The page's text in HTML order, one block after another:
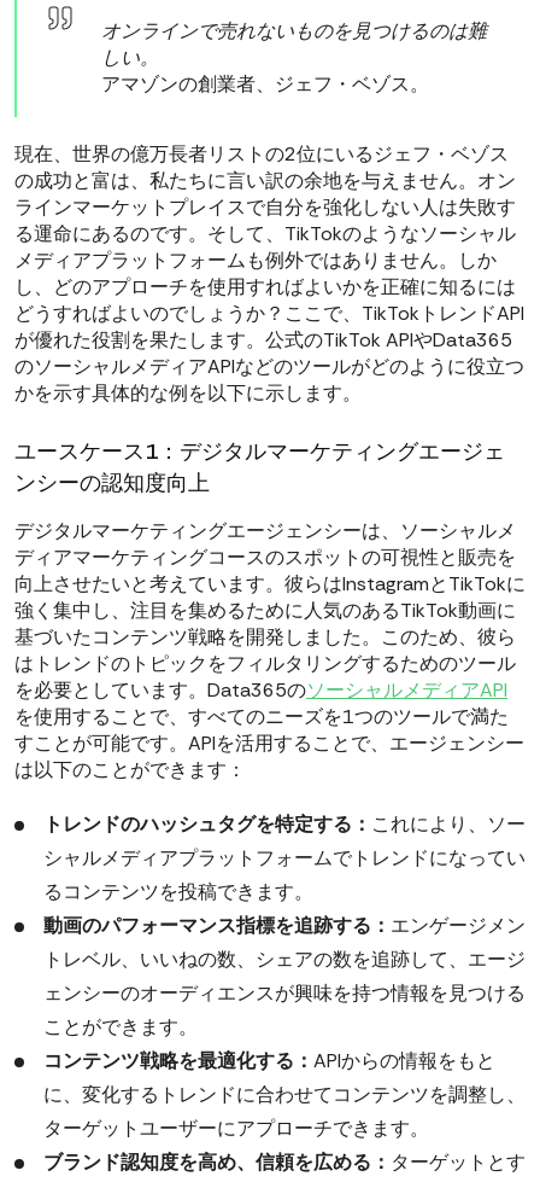
オンラインで売れないものを見つけるのは難
しい。
アマゾンの創業者、ジェフ・ベゾス。
現在、世界の億万長者リストの2位にいるジェフ・ベゾス
の成功と富は、私たちに言い訳の余地を与えません。オン
ラインマーケットプレイスで自分を強化しない人は失敗す
る運命にあるのです。そして、TikTokのようなソーシャル
メディアプラットフォームも例外ではありません。しか
し、どのアプローチを使用すればよいかを正確に知るには
どうすればよいのでしょうか？ここで、TikTokトレンドAPI
が優れた役割を果たします。公式のTikTok APIやData365
のソーシャルメディアAPIなどのツールがどのように役立つ
かを示す具体的な例を以下に示します。
ユースケース1：デジタルマーケティングエージェ
ンシーの認知度向上
デジタルマーケティングエージェンシーは、ソーシャルメ
ディアマーケティングコースのスポットの可視性と販売を
向上させたいと考えています。彼らはInstagramとTikTokに
強く集中し、注目を集めるために人気のあるTikTok動画に
基づいたコンテンツ戦略を開発しました。このため、彼ら
はトレンドのトピックをフィルタリングするためのツール
を必要としています。Data365のソーシャルメディアAPI
を使用することで、すべてのニーズを1つのツールで満た
すことが可能です。APIを活用することで、エージェンシー
は以下のことができます：
トレンドのハッシュタグを特定する： これにより、ソー
シャルメディアプラットフォームでトレンドになってい
るコンテンツを投稿できます。
動画のパフォーマンス指標を追跡する： エンゲージメン
トレベル、いいねの数、シェアの数を追跡して、エージ
ェンシーのオーディエンスが興味を持つ情報を見つける
ことができます。
コンテンツ戦略を最適化する： APIからの情報をもと
に、変化するトレンドに合わせてコンテンツを調整し、
ターゲットユーザーにアプローチできます。
ブランド認知度を高め、信頼を広める： ターゲットとす